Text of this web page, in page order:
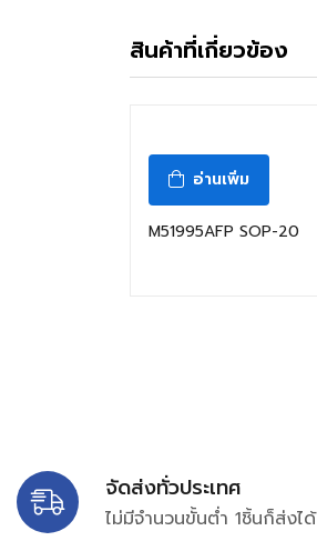
สินค้าที่เกี่ยวข้อง
อ่านเพิ่ม
M51995AFP SOP-20
จัดส่งทั่วประเทศ
ไม่มีจำนวนขั้นต่ำ 1ชิ้นก็ส่งได้